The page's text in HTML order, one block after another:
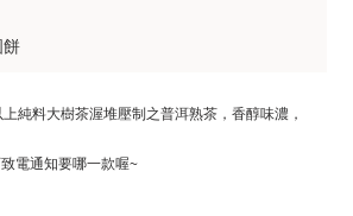
餅
純料大樹茶渥堆壓制之普洱熟茶，香醇味濃，
電通知要哪一款喔~